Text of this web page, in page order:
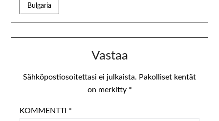
Bulgaria
Vastaa
Sähköpostiosoitettasi ei julkaista. Pakolliset kentät
on merkitty *
KOMMENTTI *